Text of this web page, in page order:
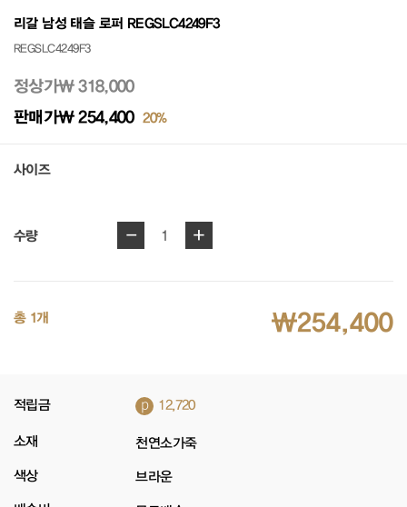
리갈 남성 태슬 로퍼 REGSLC4249F3
REGSLC4249F3
정상가₩ 318,000
판매가₩ 254,400 20%
사이즈
수량 - 1 +
총 1개 ₩254,400
적립금 p 12,720
소재 천연소가죽
색상 브라운